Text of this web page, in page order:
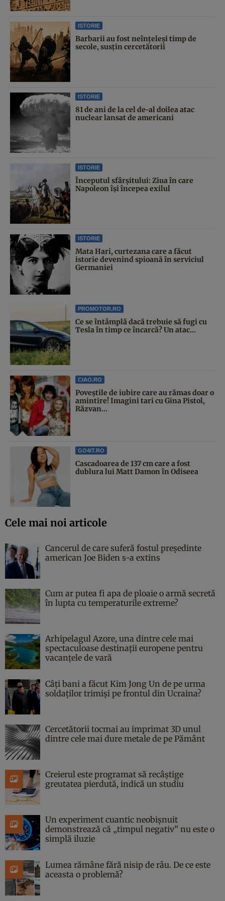
ISTORIE
Barbarii au fost neînțeleși timp de
secole, susțin cercetătorii
ISTORIE
81 de ani de la cel de-al doilea atac
nuclear lansat de americani
ISTORIE
Începutul sfârşitului: Ziua în care
Napoleon îşi începea exilul
ISTORIE
Mata Hari, curtezana care a făcut
istorie devenind spioană în serviciul
Germaniei
PROMOTOR.RO
Ce se întâmplă dacă trebuie să fugi cu
Tesla în timp ce încarcă? Un atac...
CIAO.RO
Poveştile de iubire care au rămas doar o
amintire! Imagini tari cu Gina Pistol,
Răzvan...
GO4IT.RO
Cascadoarea de 137 cm care a fost
dublura lui Matt Damon în Odiseea
Cele mai noi articole
Cancerul de care suferă fostul președinte
american Joe Biden s-a extins
Cum ar putea fi apa de ploaie o armă secretă
în lupta cu temperaturile extreme?
Arhipelagul Azore, una dintre cele mai
spectaculoase destinații europene pentru
vacanțele de vară
Câți bani a făcut Kim Jong Un de pe urma
soldaților trimiși pe frontul din Ucraina?
Cercetătorii tocmai au imprimat 3D unul
dintre cele mai dure metale de pe Pământ
Creierul este programat să recâștige
greutatea pierdută, indică un studiu
Un experiment cuantic neobișnuit
demonstrează că „timpul negativ” nu este o
simplă iluzie
Lumea rămâne fără nisip de râu. De ce este
aceasta o problemă?